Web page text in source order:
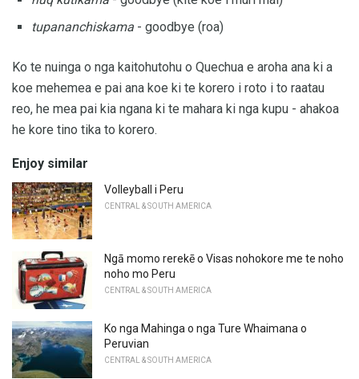
tupananchiskama - goodbye (roa)
Ko te nuinga o nga kaitohutohu o Quechua e aroha ana ki a
koe mehemea e pai ana koe ki te korero i roto i to raatau
reo, he mea pai kia ngana ki te mahara ki nga kupu - ahakoa
he kore tino tika to korero.
Enjoy similar
Volleyball i Peru
CENTRAL & SOUTH AMERICA
Ngā momo rerekē o Visas nohokore me te noho
noho mo Peru
CENTRAL & SOUTH AMERICA
Ko nga Mahinga o nga Ture Whaimana o
Peruvian
CENTRAL & SOUTH AMERICA